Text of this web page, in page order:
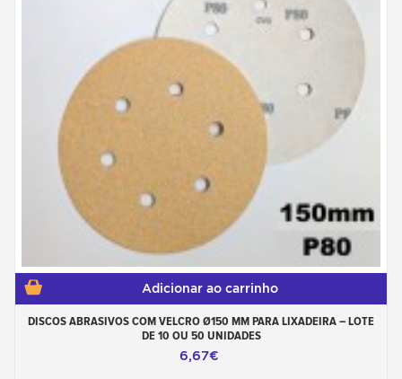
Adicionar ao carrinho
DISCOS ABRASIVOS COM VELCRO Ø150 MM PARA LIXADEIRA – LOTE
DE 10 OU 50 UNIDADES
6,67€